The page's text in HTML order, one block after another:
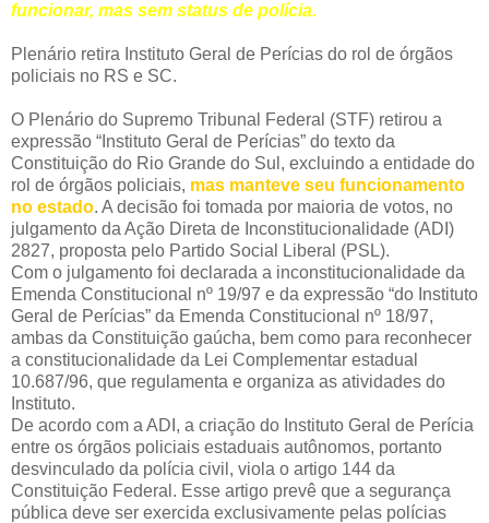
funcionar, mas sem status de polícia.
Plenário retira Instituto Geral de Perícias do rol de órgãos
policiais no RS e SC.
O Plenário do Supremo Tribunal Federal (STF) retirou a
expressão “Instituto Geral de Perícias” do texto da
Constituição do Rio Grande do Sul, excluindo a entidade do
rol de órgãos policiais, mas manteve seu funcionamento
no estado. A decisão foi tomada por maioria de votos, no
julgamento da Ação Direta de Inconstitucionalidade (ADI)
2827, proposta pelo Partido Social Liberal (PSL).
Com o julgamento foi declarada a inconstitucionalidade da
Emenda Constitucional nº 19/97 e da expressão “do Instituto
Geral de Perícias” da Emenda Constitucional nº 18/97,
ambas da Constituição gaúcha, bem como para reconhecer
a constitucionalidade da Lei Complementar estadual
10.687/96, que regulamenta e organiza as atividades do
Instituto.
De acordo com a ADI, a criação do Instituto Geral de Perícia
entre os órgãos policiais estaduais autônomos, portanto
desvinculado da polícia civil, viola o artigo 144 da
Constituição Federal. Esse artigo prevê que a segurança
pública deve ser exercida exclusivamente pelas polícias